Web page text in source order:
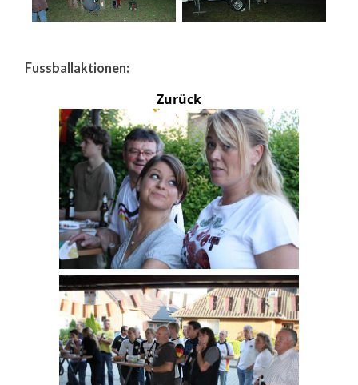
Fussballaktionen:
Zurück